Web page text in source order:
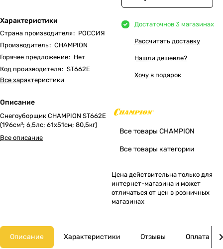
Характеристики
Страна производителя: РОССИЯ
Производитель: CHAMPION
Горячее предложение: Нет
Код производителя: ST662E
Все характеристики
Описание
Снегоуборщик CHAMPION ST662E
(196см³; 6,5лс; 61х51см; 80,5кг)
Все описание
Достаточнов 3 магазинах
Рассчитать доставку
Нашли дешевле?
Хочу в подарок
Все товары CHAMPION
Все товары категории
Цена действительна только для
интернет-магазина и может
отличаться от цен в розничных
магазинах
Описание Характеристики Отзывы Оплата